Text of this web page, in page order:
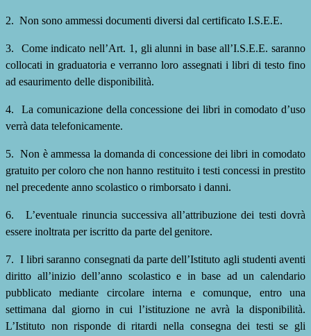
2. Non sono ammessi documenti diversi dal certificato I.S.E.E.
3.
Come indicato nell’Art. 1, gli alunni in base all’I.S.E.E. saranno
collocati in graduatoria e verranno loro assegnati i libri di testo fino
ad esaurimento delle disponibilità.
4.
La comunicazione della concessione dei libri in comodato d’uso
verrà data telefonicamente.
5.
Non è ammessa la domanda di concessione dei libri in comodato
gratuito per coloro che non hanno restituito i testi concessi in prestito
nel precedente anno scolastico o rimborsato i danni.
6.
L’eventuale rinuncia successiva all’attribuzione dei testi dovrà
essere inoltrata per iscritto da parte del genitore.
7. I libri saranno consegnati da parte dell’Istituto agli studenti aventi
diritto all’inizio dell’anno scolastico e in base ad un calendario
pubblicato mediante circolare interna e comunque, entro una
settimana dal giorno in cui l’istituzione ne avrà la disponibilità.
L’Istituto non risponde di ritardi nella consegna dei testi se gli